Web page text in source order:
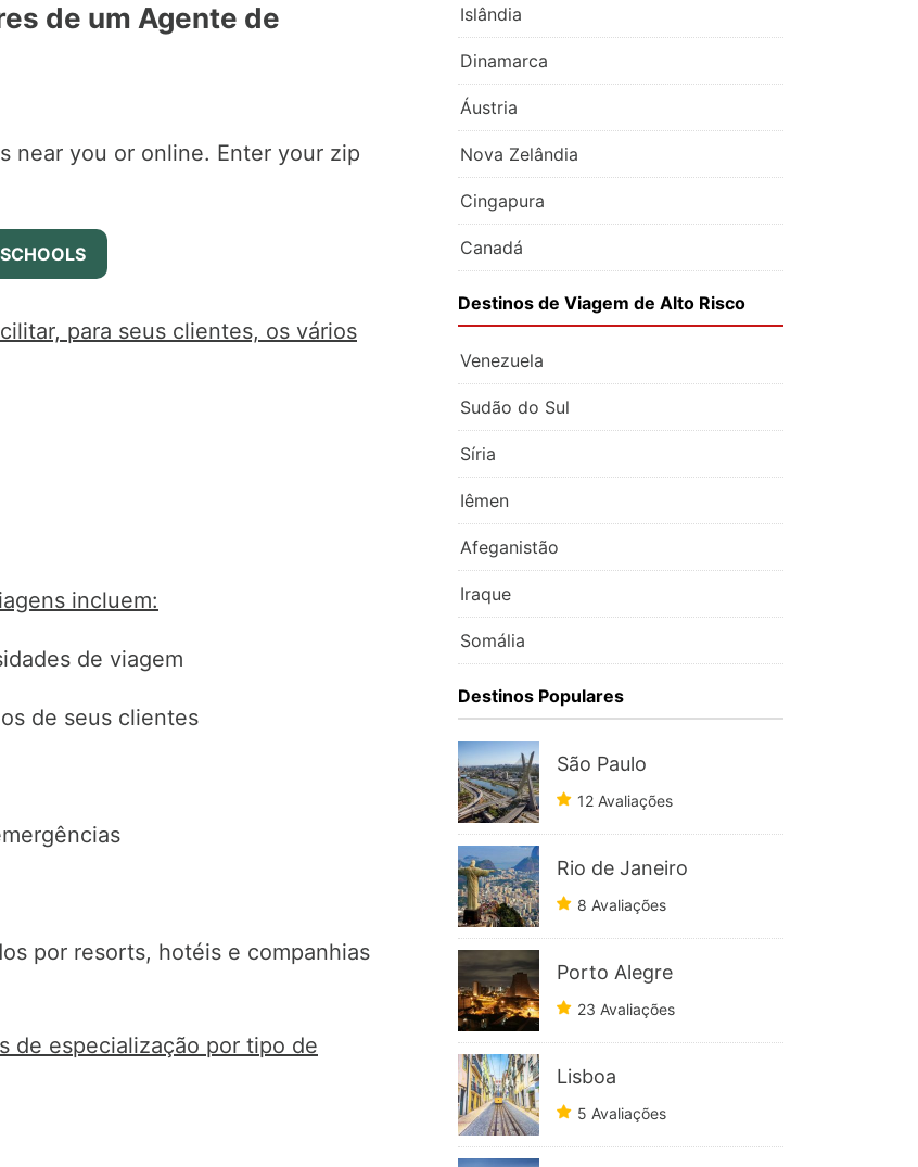
de um Agente de
near you or online. Enter your zip
para seus clientes, os vários
incluem:
de viagem
de seus clientes
por resorts, hotéis e companhias
de especialização por tipo de
Islândia
Dinamarca
Áustria
Nova Zelândia
Cingapura
Canadá
Destinos de Viagem de Alto Risco
Venezuela
Sudão do Sul
Síria
Iêmen
Afeganistão
Iraque
Somália
Destinos Populares
São Paulo
12 Avaliações
Rio de Janeiro
8 Avaliações
Porto Alegre
23 Avaliações
Lisboa
5 Avaliações